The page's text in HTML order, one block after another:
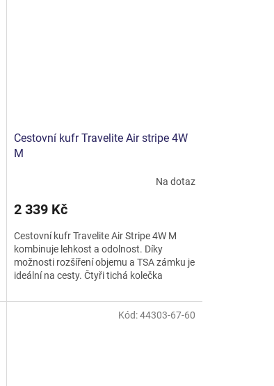
Cestovní kufr Travelite Air stripe 4W
M
Na dotaz
2 339 Kč
Cestovní kufr Travelite Air Stripe 4W M
kombinuje lehkost a odolnost. Díky
možnosti rozšíření objemu a TSA zámku je
ideální na cesty. Čtyři tichá kolečka
Kód:44303-67-60